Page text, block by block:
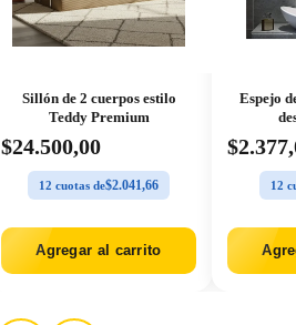
Sillón de 2 cuerpos estilo
Teddy Premium
$24.500,00
12 cuotas de$2.041,66
Agregar al carrito
Espejo
12